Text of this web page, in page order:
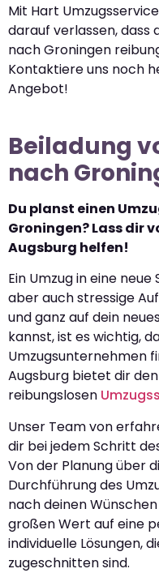
Mit Hart
darauf verlassen, dass
nach Groningen
Kontaktiere uns noch
Angebot!
Beiladung
nach
Du planst einen
Groningen? Lass dir
Augsburg helfen!
Ein Umzug in eine
aber auch stressige
und ganz auf dein
kannst, ist es wichtig,
Umzugsunternehmen
Augsburg bietet dir
reibungslosen
Unser Team von
dir bei jedem Schritt
Von der Planung über
Durchführung des
nach deinen
großen Wert auf eine
individuelle Lösungen,
zugeschnitten sind.